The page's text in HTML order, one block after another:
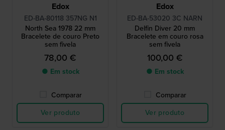
Edox
ED-BA-80118 357NG N1
North Sea 1978 22 mm
Bracelete de couro Preto
sem fivela
78,00 €
● Em stock
Comparar
Ver produto
Edox
ED-BA-53020 3C NARN
Delfin Diver 20 mm
Bracelete em couro rosa
sem fivela
100,00 €
● Em stock
Comparar
Ver produto